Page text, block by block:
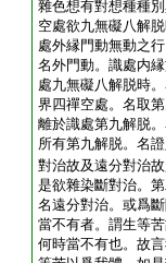
雜色想有對想種種
空處欲九無礙八解
處外縁門動無動之
名外門動。識處内
處九無礙八解脱時
界四禪空處。名取
離於識處第九解脱
所有第九解脱。名
對治故及遠分對治
是欲雜染斷對治。
名遠分對治。或爲
當不有者。謂生等
何時當不有也。故